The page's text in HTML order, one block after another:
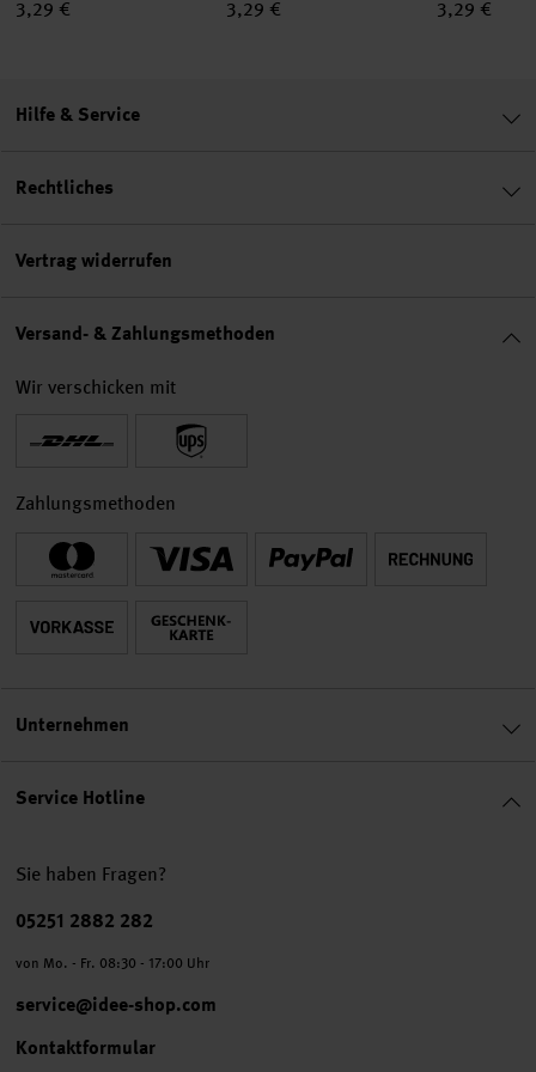
3,29 € 3,29 € 3,29 €
Service Hotline
Sie haben Fragen?
Telefonnummer
05251 2882 282
von Mo. - Fr. 08:30 - 17:00 Uhr
service@idee-shop.com
Kontaktformular
Hilfe & Service
Rechtliches
Vertrag widerrufen
Versand- & Zahlungsmethoden
Wir verschicken mit
Zahlungsmethoden
Unternehmen